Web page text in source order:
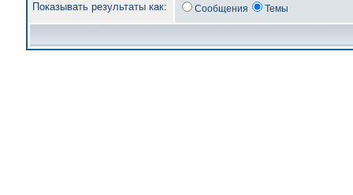
Показывать результаты как: Сообщения Темы